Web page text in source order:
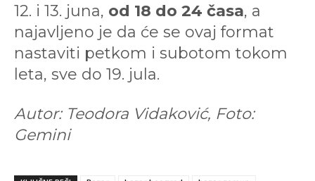
12. i 13. juna, od 18 do 24 časa, a
najavljeno je da će se ovaj format
nastaviti petkom i subotom tokom
leta, sve do 19. jula.
Autor: Teodora Vidaković, Foto:
Gemini